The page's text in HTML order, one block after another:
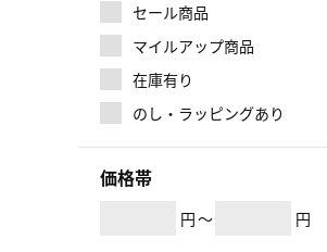
マイルアップ商品
セール商品
在庫有り
のし・ラッピングあり
価格帯
円～ 円